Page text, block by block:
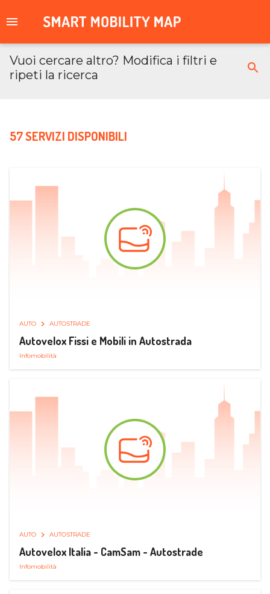
Vuoi cercare altro? Modifica i filtri e
ripeti la ricerca
57 SERVIZI DISPONIBILI
AUTO AUTOSTRADE
Autovelox Fissi e Mobili in Autostrada
Infomobilità
AUTO AUTOSTRADE
Autovelox Italia - CamSam - Autostrade
Infomobilità